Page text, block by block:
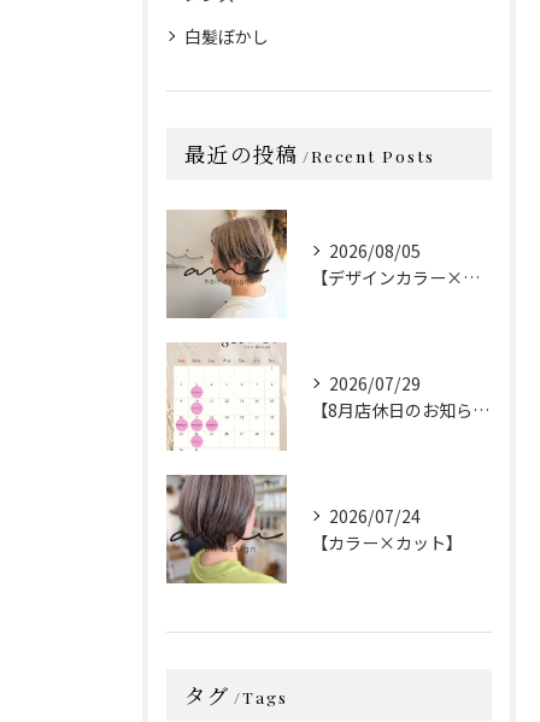
白髪ぼかし
最近の投稿 Recent Posts
2026/08/05
【デザインカラー×カット】
2026/07/29
【8月店休日のお知らせ】
2026/07/24
【カラー×カット】
タグ Tags